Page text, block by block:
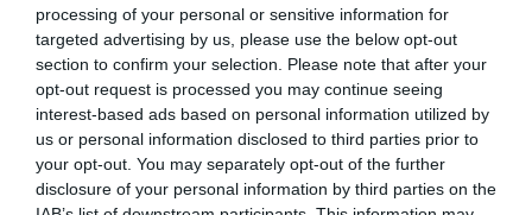
processing of your personal or sensitive information for
targeted advertising by us, please use the below opt-out
section to confirm your selection. Please note that after your
opt-out request is processed you may continue seeing
interest-based ads based on personal information utilized by
us or personal information disclosed to third parties prior to
your opt-out. You may separately opt-out of the further
disclosure of your personal information by third parties on the
PARTAGER L'ARTICLE
FacebookTwitterPinterestLinkedInEmail Print